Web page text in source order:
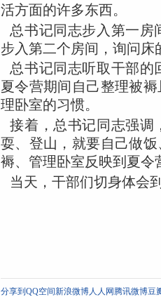
活方面的许多东西。
总书记同志步入第一房
步入第二个房间，询问床
总书记同志听取干部的
夏令营期间自己整理被
理卧室的习惯。
接着，总书记同志强调
耍、登山，就要自己做
褥、管理卧室反映到夏令
当天，干部们切身体会
分享到QQ空间新浪微博人人网腾讯微博豆